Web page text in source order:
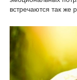
встречаются так же